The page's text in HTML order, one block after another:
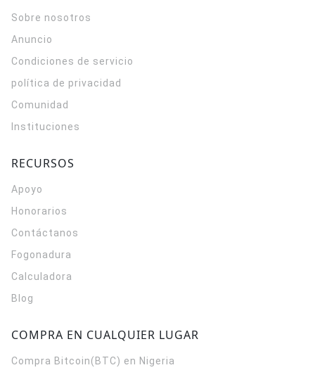
Sobre nosotros
Anuncio
Condiciones de servicio
política de privacidad
Comunidad
Instituciones
RECURSOS
Apoyo
Honorarios
Contáctanos
Fogonadura
Calculadora
Blog
COMPRA EN CUALQUIER LUGAR
Compra Bitcoin(BTC) en Nigeria